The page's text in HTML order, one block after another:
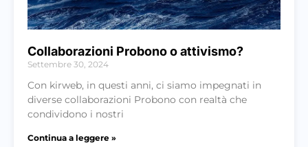
Collaborazioni Probono o attivismo?
Settembre 30, 2024
Con kirweb, in questi anni, ci siamo impegnati in
diverse collaborazioni Probono con realtà che
condividono i nostri
Continua a leggere »